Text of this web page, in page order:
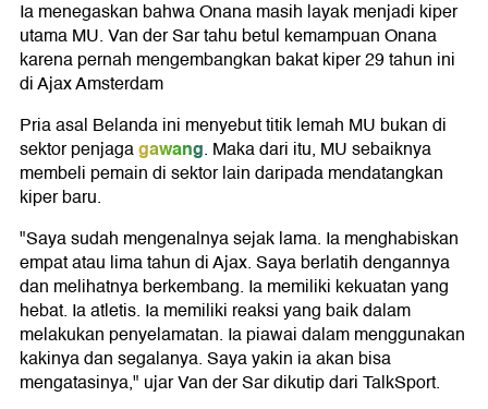
Ia menegaskan bahwa Onana masih layak menjadi kiper
utama MU. Van der Sar tahu betul kemampuan Onana
karena pernah mengembangkan bakat kiper 29 tahun ini
di Ajax Amsterdam
Pria asal Belanda ini menyebut titik lemah MU bukan di
sektor penjagagawang. Maka dari itu, MU sebaiknya
membeli pemain di sektor lain daripada mendatangkan
kiper baru.
"Saya sudah mengenalnya sejak lama. Ia menghabiskan
empat atau lima tahun di Ajax. Saya berlatih dengannya
dan melihatnya berkembang. Ia memiliki kekuatan yang
hebat. Ia atletis. Ia memiliki reaksi yang baik dalam
melakukan penyelamatan. Ia piawai dalam menggunakan
kakinya dan segalanya. Saya yakin ia akan bisa
mengatasinya," ujar Van der Sar dikutip dari TalkSport.